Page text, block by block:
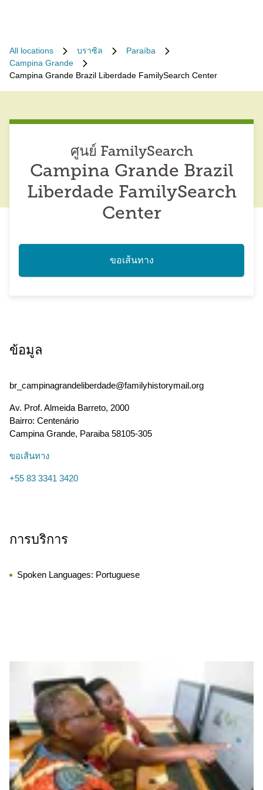
All locations บราซิล
Paraíba
Campina Grande
Campina Grande Brazil Liberdade FamilySearch Center
ศูนย์ FamilySearch
Campina Grande Brazil
Liberdade FamilySearch
Center
ขอเส้นทาง
ข้อมูล
br_campinagrandeliberdade@familyhistorymail.org
Av. Prof. Almeida Barreto, 2000
Bairro: Centenário
Campina Grande, Paraiba 58105-305
ขอเส้นทาง
+55 83 3341 3420
การบริการ
Spoken Languages: Portuguese